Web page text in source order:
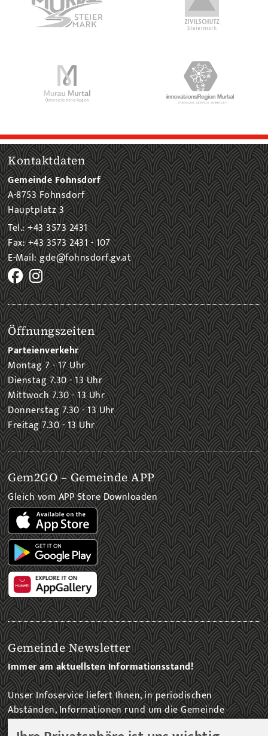
Kontaktdaten
Gemeinde Fohnsdorf
A-8753 Fohnsdorf
Hauptplatz 3
Tel.: +43 3573 2431
Fax: +43 3573 2431 - 107
E-Mail: gde@fohnsdorf.gv.at
Öffnungszeiten
Parteienverkehr
Montag 7 - 17 Uhr
Dienstag 7.30 - 13 Uhr
Mittwoch 7.30 - 13 Uhr
Donnerstag 7.30 - 13 Uhr
Freitag 7.30 - 13 Uhr
Gem2GO – Gemeinde APP
Gleich vom APP Store Downloaden
Gemeinde Newsletter
Immer am aktuellsten Informationsstand!
Unser Infoservice liefert Ihnen, in periodischen
Abständen, Informationen rund um die Gemeinde
Fohnsdorf.